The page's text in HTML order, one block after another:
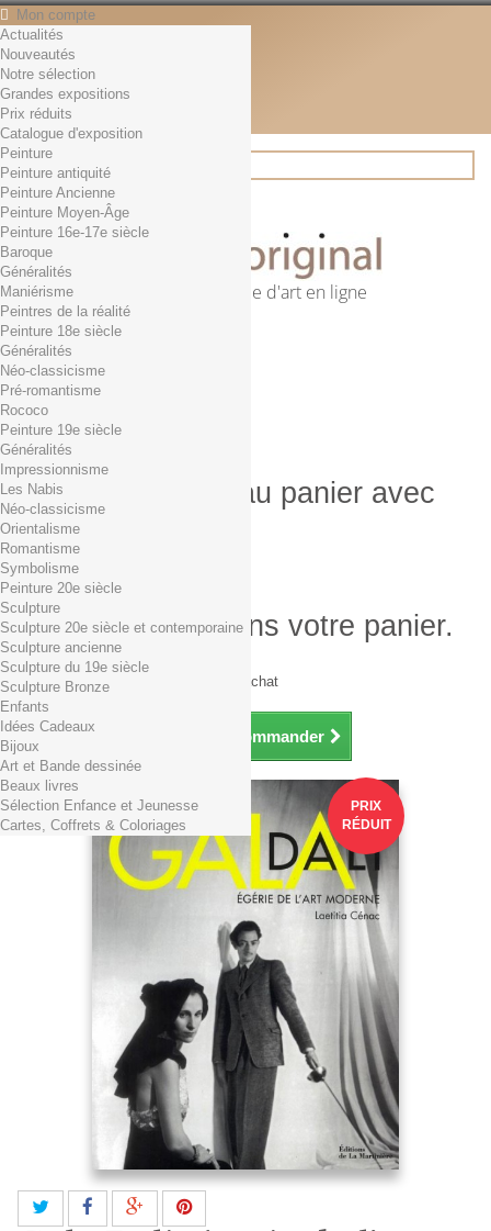
Mon compte
Contact
Français
English
Français
Actualités
Rechercher
Première librairie d'art en ligne
Panier (vide)
Aucun produit
0,01€ dès 29€ d'achat
0,00 € Total
Commander
Produit ajouté au panier avec
succès
Quantité
Total
Il y a 1 produit dans votre panier.
Total produits TTC
Frais de port TTC
0,01€ dès 29€ d'achat
Total TTC
Continuer mes achats Commander
Actualités
Nouveautés
Notre sélection
Grandes expositions
Prix réduits
Catalogue d'exposition
Peinture
Peinture antiquité
Peinture Ancienne
Peinture Moyen-Âge
Peinture 16e-17e siècle
Baroque
Généralités
Maniérisme
Peintres de la réalité
Peinture 18e siècle
Généralités
Néo-classicisme
Pré-romantisme
Rococo
Peinture 19e siècle
Généralités
Impressionnisme
Les Nabis
Néo-classicisme
Orientalisme
Romantisme
Symbolisme
Peinture 20e siècle
Sculpture
Sculpture 20e siècle et contemporaine
Sculpture ancienne
Sculpture du 19e siècle
Sculpture Bronze
Enfants
Idées Cadeaux
Bijoux
Art et Bande dessinée
Beaux livres
Sélection Enfance et Jeunesse
Cartes, Coffrets & Coloriages
PRIX
RÉDUIT